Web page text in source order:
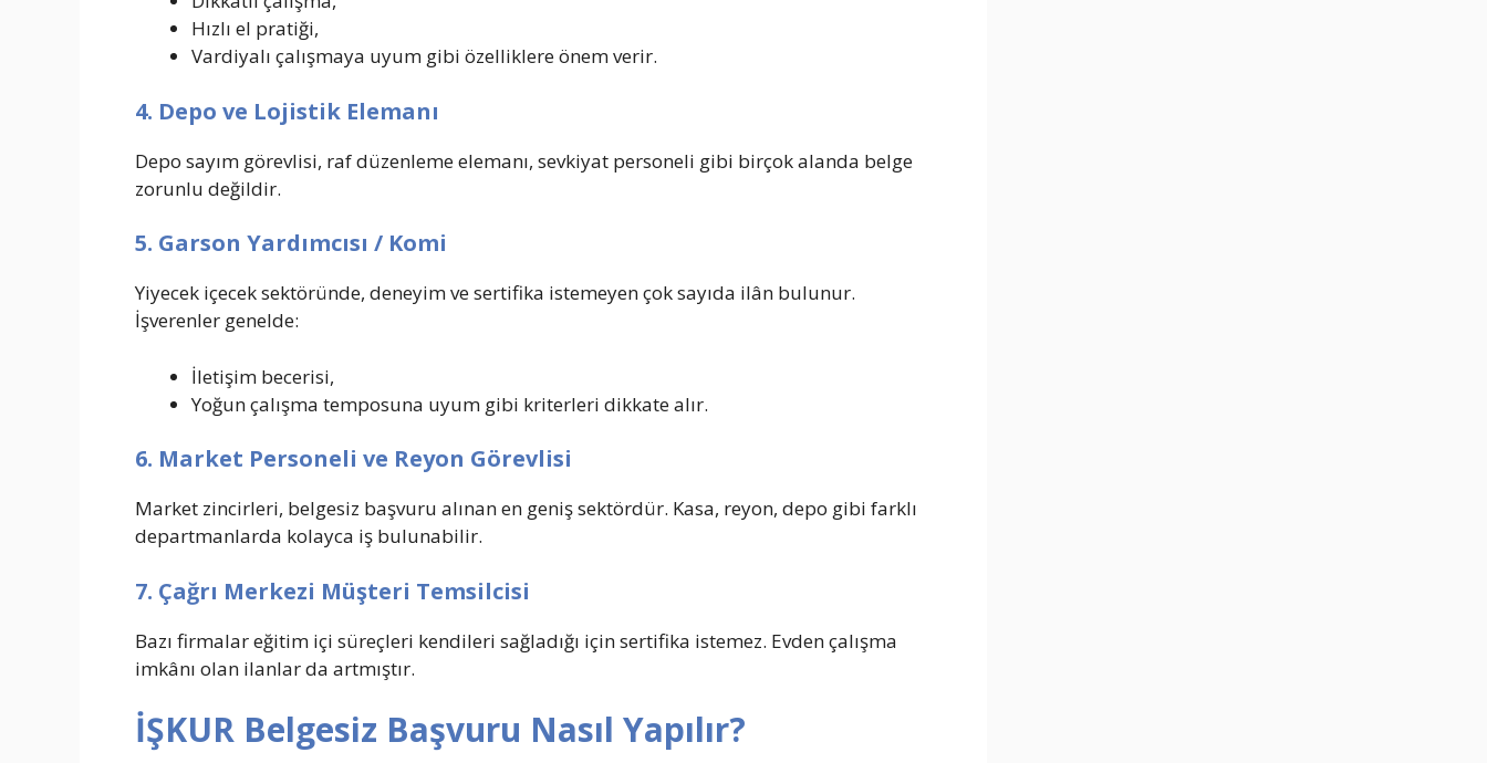
Hızlı el pratiği,
Vardiyalı çalışmaya uyum gibi özelliklere önem verir.
4. Depo ve Lojistik Elemanı
Depo sayım görevlisi, raf düzenleme elemanı, sevkiyat personeli gibi birçok alanda belge
zorunlu değildir.
5. Garson Yardımcısı / Komi
Yiyecek içecek sektöründe, deneyim ve sertifika istemeyen çok sayıda ilân bulunur.
İşverenler genelde:
İletişim becerisi,
Yoğun çalışma temposuna uyum gibi kriterleri dikkate alır.
6. Market Personeli ve Reyon Görevlisi
Market zincirleri, belgesiz başvuru alınan en geniş sektördür. Kasa, reyon, depo gibi farklı
departmanlarda kolayca iş bulunabilir.
7. Çağrı Merkezi Müşteri Temsilcisi
Bazı firmalar eğitim içi süreçleri kendileri sağladığı için sertifika istemez. Evden çalışma
imkânı olan ilanlar da artmıştır.
İŞKUR Belgesiz Başvuru Nasıl Yapılır?